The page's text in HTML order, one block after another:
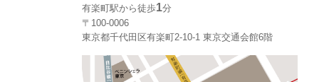
有楽町駅から徒歩1分
〒100-0006
東京都千代田区有楽町2-10-1 東京交通会館6階